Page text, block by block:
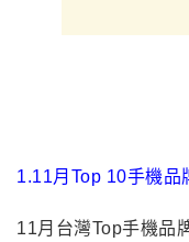
1.11月Top 10手機品
11月台灣Top手機品